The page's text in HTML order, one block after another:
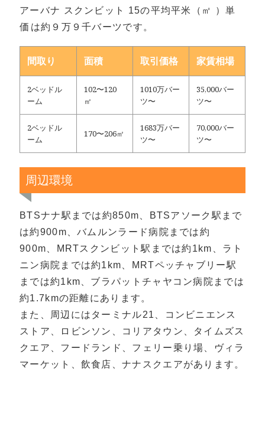
アーバナ スクンビット 15の平均平米（㎡ ）単
価は約９万９千バーツです。
間取り 面積 取引価格 家賃相場
2ベッドル
ーム
102〜120
㎡
1010万バー
ツ〜
35,000バー
ツ〜
2ベッドル
ーム
170〜206㎡
1683万バー
ツ〜
70,000バー
ツ〜
周辺環境
BTSナナ駅までは約850m、BTSアソーク駅まで
は約900m、バムルンラード病院までは約
900m、MRTスクンビット駅までは約1km、ラト
ニン病院までは約1km、MRTペッチャブリー駅
までは約1km、ブラパットチャヤコン病院までは
約1.7kmの距離にあります。
また、周辺にはターミナル21、コンビニエンス
ストア、ロビンソン、コリアタウン、タイムズス
クエア、フードランド、フェリー乗り場、ヴィラ
マーケット、飲食店、ナナスクエアがあります。